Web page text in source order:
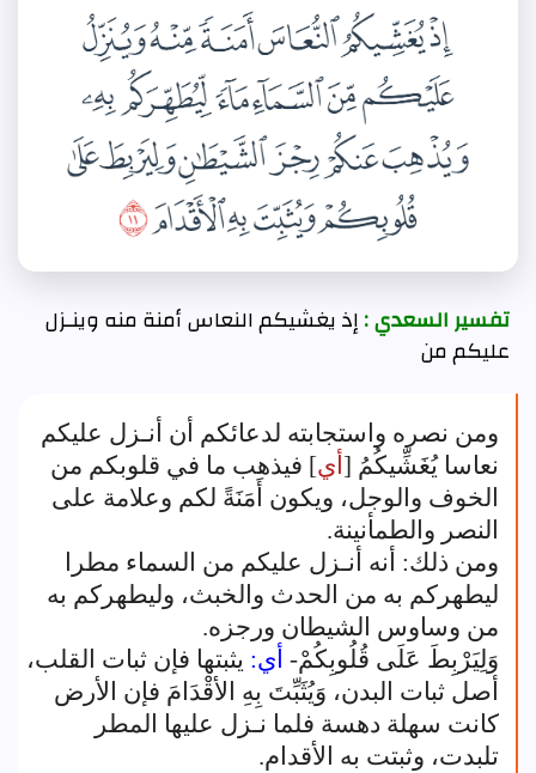
تفسير السعدي :إذ يغشيكم النعاس أمنة منه وينـزل
عليكم من
ومن نصره واستجابته لدعائكم أن أنـزل عليكم
نعاسا يُغَشِّيكُمُ [ أي] فيذهب ما في قلوبكم من
الخوف والوجل، ويكون أَمَنَةً لكم وعلامة على
النصر والطمأنينة.
ومن ذلك: أنه أنـزل عليكم من السماء مطرا
ليطهركم به من الحدث والخبث، وليطهركم به
من وساوس الشيطان ورجزه.
وَلِيَرْبِطَ عَلَى قُلُوبِكُمْ- أي: يثبتها فإن ثبات القلب،
أصل ثبات البدن، وَيُثَبِّتَ بِهِ الأقْدَامَ فإن الأرض
كانت سهلة دهسة فلما نـزل عليها المطر
تلبدت، وثبتت به الأقدام.